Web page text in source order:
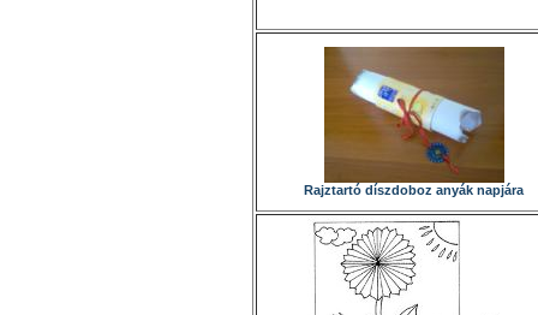
Rajztartó díszdoboz anyák napjára